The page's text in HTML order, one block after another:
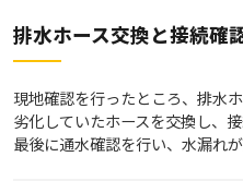
排水ホース交換と接続確
現地確認を行ったところ、排水
劣化していたホースを交換し、接
最後に通水確認を行い、水漏れ